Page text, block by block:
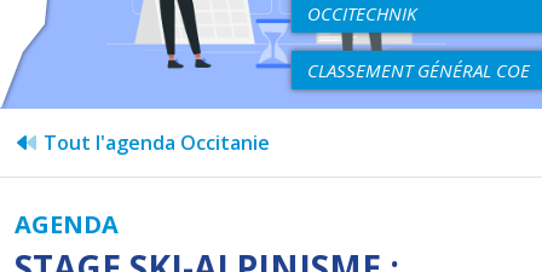
OCCITECHNIK
CLASSEMENT GÉNÉRAL COE
Tout l'agenda Occitanie
AGENDA